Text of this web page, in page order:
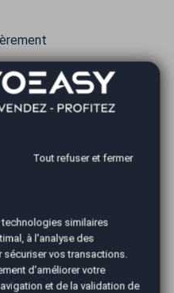
arrière neufs
d'obstacles
engagé (D - N - R)
de courtoisie
Tout refuser et fermer
similaires
à l'analyse des
vos transactions.
d'améliorer votre
et de la validation de